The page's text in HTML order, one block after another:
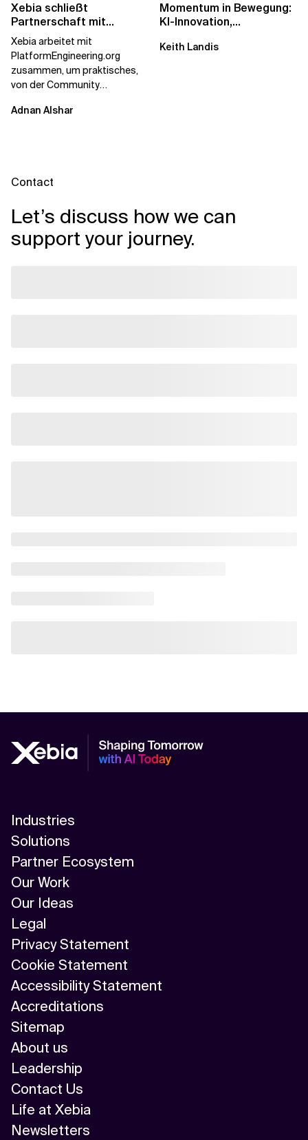
Xebia schließt
Partnerschaft mit
PlatformEngineering.org
Xebia arbeitet mit
PlatformEngineering.org
zusammen, um praktisches,
von der Community
Engineering voranzutreiben,
Adnan Alshar
Momentum in Bewegung:
KI-Innovation,
Macht der...
Keith Landis
Contact
Let’s discuss how we can
support your journey.
Industries
Solutions
Partner Ecosystem
Our Work
Our Ideas
Legal
Privacy Statement
Cookie Statement
Accessibility Statement
Accreditations
Sitemap
About us
Leadership
Contact Us
Life at Xebia
Newsletters